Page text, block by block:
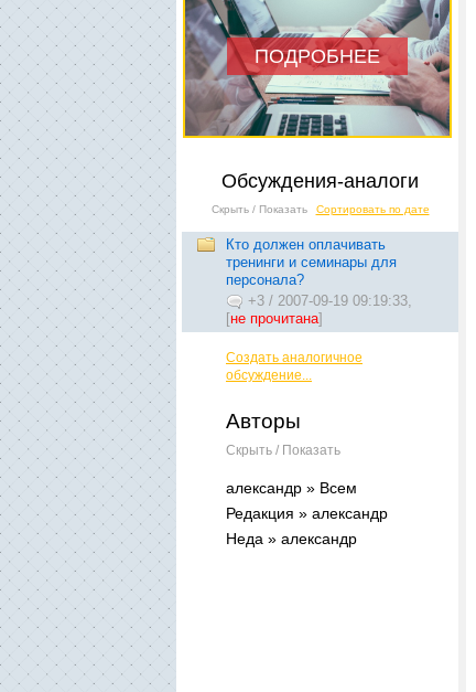
ПОДРОБНЕЕ
Обсуждения-аналоги
Скрыть / Показать Сортировать по дате
Кто должен оплачивать
тренинги и семинары для
персонала?
+3 / 2007-09-19 09:19:33,
[не прочитана]
Создать аналогичное
обсуждение...
Авторы
Скрыть / Показать
александр » Всем
Редакция » александр
Неда » александр